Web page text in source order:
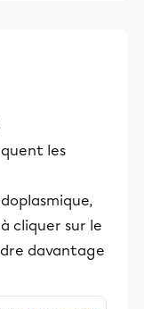
les
cliquer sur le
davantage